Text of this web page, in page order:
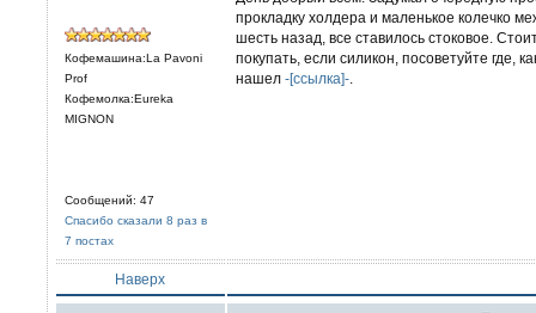
Кофемашина:La Pavoni
Prof
Кофемолка:Eureka
MIGNON
Сообщений: 47
Спасибо сказали 8 раз в
7 постах
прокладку холдера и маленькое колечко
шесть назад, все ставилось стоковое.
покупать, если силикон, посоветуйте где,
нашел -[ссылка]-
Наверх